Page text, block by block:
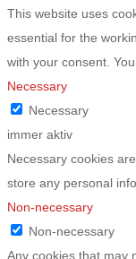
This website uses
essential for the
with your consent.
Necessary
Necessary
immer aktiv
Necessary cookies
store any personal
Non-necessary
Non-necessary
Any cookies that may